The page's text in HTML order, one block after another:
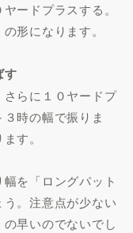
ードプラスする。
形になります。
す
らに１０ヤードプ
時の幅で振りま
す。
を「ロングパット
。注意点が少ない
早いのでないでし